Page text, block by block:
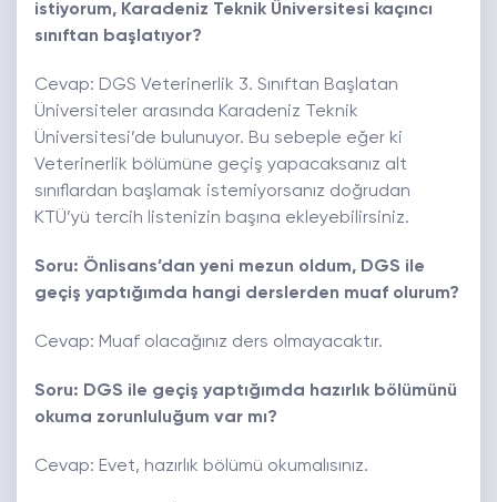
istiyorum, Karadeniz Teknik Üniversitesi kaçıncı
sınıftan başlatıyor?
Cevap: DGS Veterinerlik 3. Sınıftan Başlatan
Üniversiteler arasında Karadeniz Teknik
Üniversitesi’de bulunuyor. Bu sebeple eğer ki
Veterinerlik bölümüne geçiş yapacaksanız alt
sınıflardan başlamak istemiyorsanız doğrudan
KTÜ’yü tercih listenizin başına ekleyebilirsiniz.
Soru: Önlisans’dan yeni mezun oldum, DGS ile
geçiş yaptığımda hangi derslerden muaf olurum?
Cevap: Muaf olacağınız ders olmayacaktır.
Soru: DGS ile geçiş yaptığımda hazırlık bölümünü
okuma zorunluluğum var mı?
Cevap: Evet, hazırlık bölümü okumalısınız.